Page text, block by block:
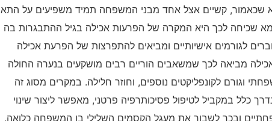
שכאמור, קשיים אצל אחד מבני המשפחה תמיד משפיעים על התא
שכיחה לכך היא המקרה של הפרעות אכילה בגיל ההתבגרות בה
לגורמים אישיותיים ומביאים להתפרצות של הפרעת אכילה
מביאה לכך שמשאבים הוריים רבים מושקעים בנערה החולה
וגורם לקונפליקטים נוספים, וחוזר חלילה. במקרים מסוג זה
כלל במקביל לטיפול פסיכותרפיה פרטני, מאפשר ליצור שינוי
ובכך לשבור את מעגל הקסמים השלילי בו המשפחה כלואה.